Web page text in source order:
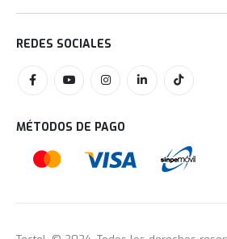
REDES SOCIALES
MÉTODOS DE PAGO